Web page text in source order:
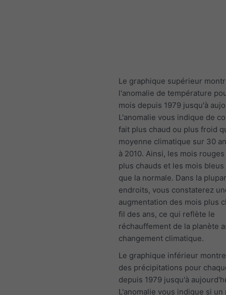
Le graphique supérieur
l'anomalie de température
mois depuis 1979 jusqu'à
L'anomalie vous indique de
fait plus chaud ou plus froid
moyenne climatique sur 30
à 2010. Ainsi, les mois
plus chauds et les mois
que la normale. Dans la
endroits, vous constaterez
augmentation des mois plus
fil des ans, ce qui reflète le
réchauffement de la planète
changement climatique.
Le graphique inférieur
des précipitations pour
depuis 1979 jusqu'à
L'anomalie vous indique si un